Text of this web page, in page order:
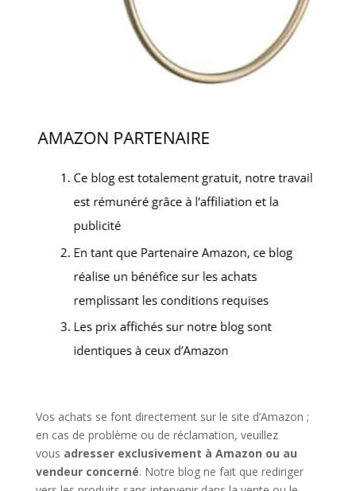
Vos achats se font directement sur le site d’Amazon ;
en cas de problème ou de réclamation, veuillez
vous adresser exclusivement à Amazon ou au
vendeur concerné. Notre blog ne fait que rediriger